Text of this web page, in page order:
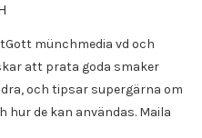
münchmedia vd och
att prata goda smaker
och tipsar supergärna om
hur de kan användas. Maila